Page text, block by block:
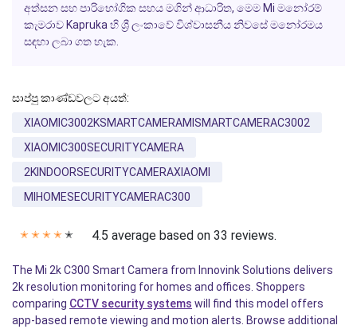
අත්සන සහ පාරිභෝගික සහය මගින් ආධාරිත, මෙම Mi මනෝරම්
කැමරාව Kapruka හි ශ්‍රී ලංකාවේ විශ්වාසනීය නිවසේ මනෝරමය
සඳහා ලබා ගත හැක.
සාප්පු කාණ්ඩවලට අයත්:
XIAOMIC3002KSMARTCAMERAMISMARTCAMERAC3002
XIAOMIC300SECURITYCAMERA
2KINDOORSECURITYCAMERAXIAOMI
MIHOMESECURITYCAMERAC300
✭ ✭ ✭ ✭ ✭ 4.5 average based on 33 reviews.
The Mi 2k C300 Smart Camera from Innovink Solutions delivers
2k resolution monitoring for homes and offices. Shoppers
comparing CCTV security systems will find this model offers
app-based remote viewing and motion alerts. Browse additional